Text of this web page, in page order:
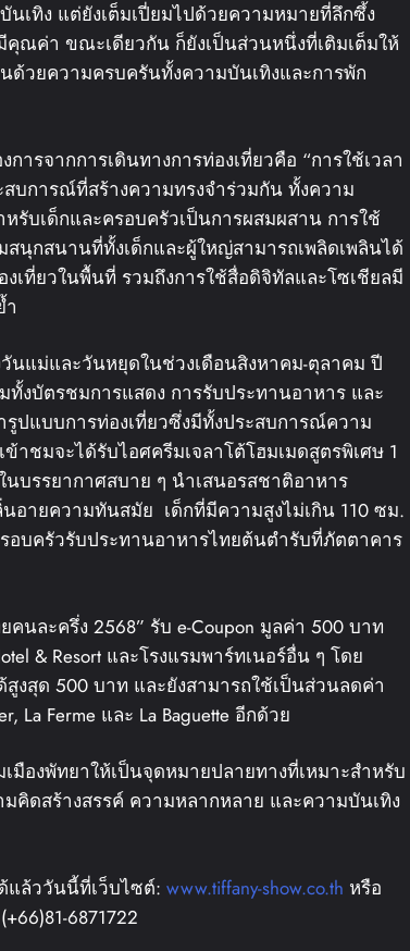
เทิง แต่ยังเต็มเปี่ยมไปด้วยความหมายที่ลึกซึ้ง
คุณค่า ขณะเดียวกัน ก็ยังเป็นส่วนหนึ่งที่เติมเต็มให้
วยความครบครันทั้งความบันเทิงและการพัก
รจากการเดินทางการท่องเที่ยวคือ “การใช้เวลา
บการณ์ที่สร้างความทรงจำร่วมกัน ทั้งความ
บเด็กและครอบครัวเป็นการผสมผสาน การใช้
นุกสนานที่ทั้งเด็กและผู้ใหญ่สามารถเพลิดเพลินได้
เที่ยวในพื้นที่ รวมถึงการใช้สื่อดิจิทัลและโซเชียลมี
ำ
นแม่และวันหยุดในช่วงเดือนสิงหาคม-ตุลาคม ปี
งบัตรชมการแสดง การรับประทานอาหาร และ
ปแบบการท่องเที่ยวซึ่งมีทั้งประสบการณ์ความ
ชมจะได้รับไอศครีมเจลาโต้โฮมเมดสูตรพิเศษ 1
นบรรยากาศสบาย ๆ นำเสนอรสชาติอาหาร
อายความทันสมัย เด็กที่มีความสูงไม่เกิน 110 ซม.
อบครัวรับประทานอาหารไทยต้นตำรับที่ภัตตาคาร
นละครึ่ง 2568” รับ e-Coupon มูลค่า 500 บาท
& Resort และโรงแรมพาร์ทเนอร์อื่น ๆ โดย
สูงสุด 500 บาท และยังสามารถใช้เป็นส่วนลดค่า
La Ferme และ La Baguette อีกด้วย
องพัทยาให้เป็นจุดหมายปลายทางที่เหมาะสำหรับ
ดสร้างสรรค์ ความหลากหลาย และความบันเทิง
แล้ววันนี้ที่เว็บไซต์: www.tiffany-show.co.th หรือ
6871722